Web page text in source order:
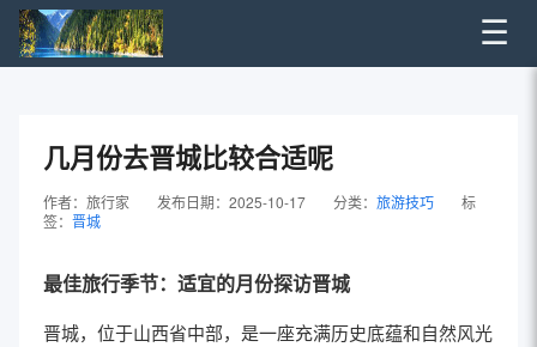
☰
几月份去晋城比较合适呢
作者：旅行家 发布日期：2025-10-17 分类： 旅游技巧
标
签： 晋城
最佳旅行季节：适宜的月份探访晋城
晋城，位于山西省中部，是一座充满历史底蕴和自然风光